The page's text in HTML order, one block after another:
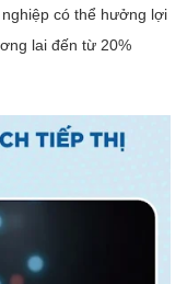
có thể hưởng lợi
lai đến từ 20%